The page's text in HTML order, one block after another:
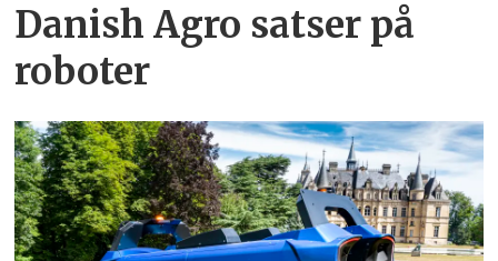
Danish Agro satser på
roboter